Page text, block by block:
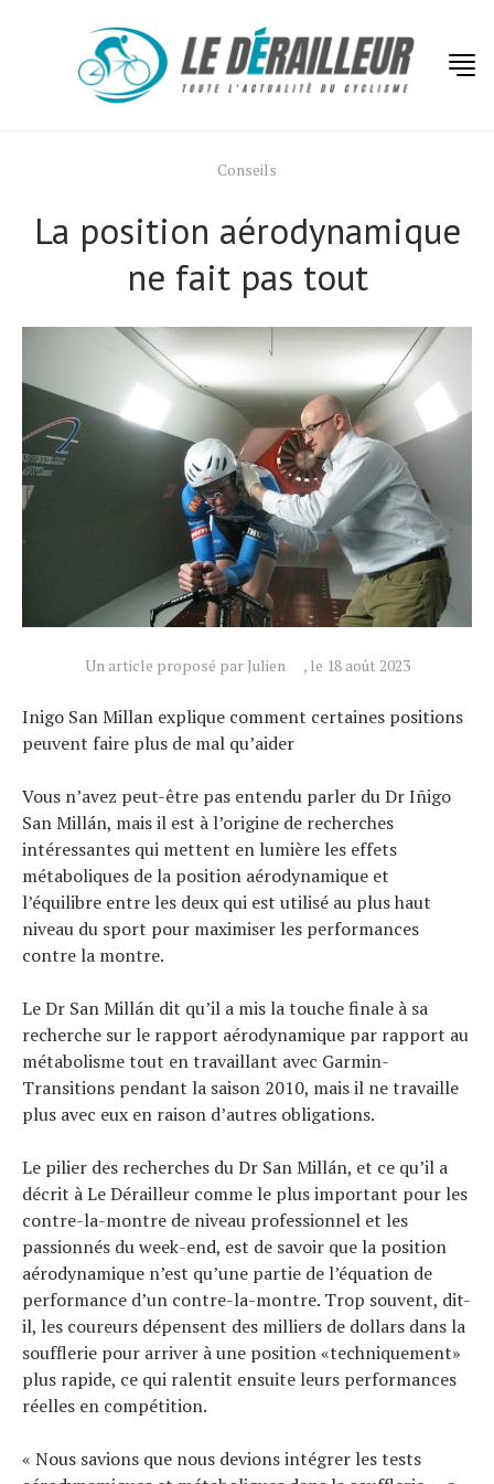
Conseils
La position aérodynamique
ne fait pas tout
Un article proposé par Julien , le 18 août 2023
Inigo San Millan explique comment certaines positions
peuvent faire plus de mal qu’aider
Vous n’avez peut-être pas entendu parler du Dr Iñigo
San Millán, mais il est à l’origine de recherches
intéressantes qui mettent en lumière les effets
métaboliques de la position aérodynamique et
l’équilibre entre les deux qui est utilisé au plus haut
niveau du sport pour maximiser les performances
contre la montre.
Le Dr San Millán dit qu’il a mis la touche finale à sa
recherche sur le rapport aérodynamique par rapport au
métabolisme tout en travaillant avec Garmin-
Transitions pendant la saison 2010, mais il ne travaille
plus avec eux en raison d’autres obligations.
Le pilier des recherches du Dr San Millán, et ce qu’il a
décrit à Le Dérailleur comme le plus important pour les
contre-la-montre de niveau professionnel et les
passionnés du week-end, est de savoir que la position
aérodynamique n’est qu’une partie de l’équation de
performance d’un contre-la-montre. Trop souvent, dit-
il, les coureurs dépensent des milliers de dollars dans la
soufflerie pour arriver à une position «techniquement»
plus rapide, ce qui ralentit ensuite leurs performances
réelles en compétition.
« Nous savions que nous devions intégrer les tests